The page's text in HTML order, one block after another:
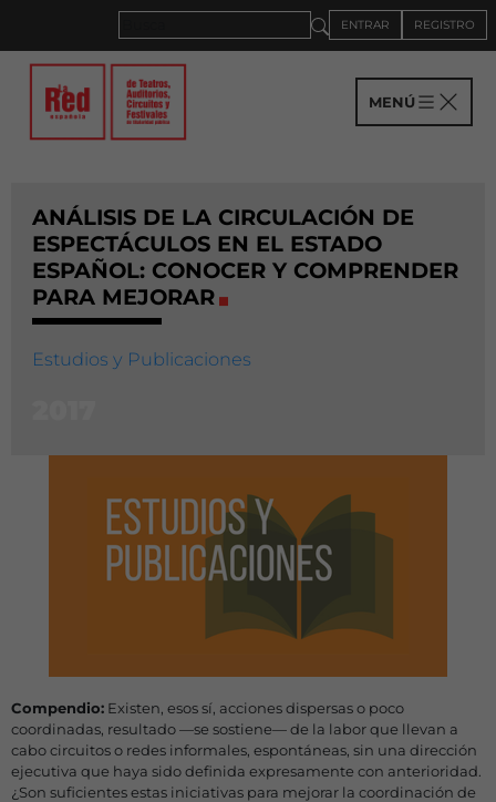
ENTRAR REGISTRO
MENÚ
ANÁLISIS DE LA CIRCULACIÓN DE
ESPECTÁCULOS EN EL ESTADO
ESPAÑOL: CONOCER Y COMPRENDER
PARA MEJORAR
Estudios y Publicaciones
Compendio:Existen, esos sí, acciones dispersas o poco
coordinadas, resultado —se sostiene— de la labor que llevan a
cabo circuitos o redes informales, espontáneas, sin una dirección
ejecutiva que haya sido definida expresamente con anterioridad.
¿Son suficientes estas iniciativas para mejorar la coordinación de